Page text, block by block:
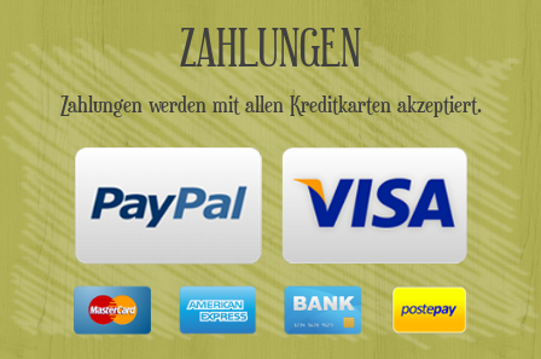
ZAHLUNGEN
Zahlungen werden mit allen Kreditkarten akzeptiert.